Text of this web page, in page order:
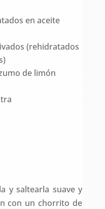
en aceite
(rehidratados
de limón
y saltearla suave y
con un chorrito de